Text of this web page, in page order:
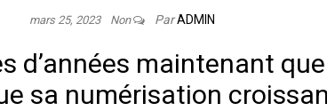
mars 25, 2023 Non ParADMIN
d’années maintenant
sa numérisation